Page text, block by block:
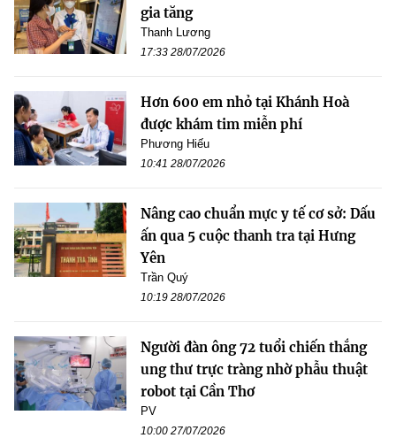
gia tăng
Thanh Lương
17:33 28/07/2026
Hơn 600 em nhỏ tại Khánh Hoà
được khám tim miễn phí
Phương Hiếu
10:41 28/07/2026
Nâng cao chuẩn mực y tế cơ sở: Dấu
ấn qua 5 cuộc thanh tra tại Hưng
Yên
Trần Quý
10:19 28/07/2026
Người đàn ông 72 tuổi chiến thắng
ung thư trực tràng nhờ phẫu thuật
robot tại Cần Thơ
PV
10:00 27/07/2026